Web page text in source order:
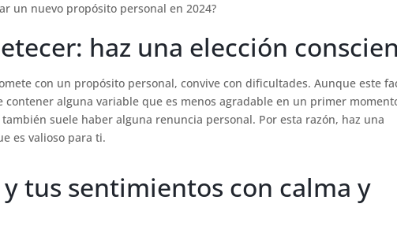
un nuevo propósito personal en 2024?
haz una elección
con un propósito personal, convive con dificultades. Aunque este
alguna variable que es menos agradable en un primer
suele haber alguna renuncia personal. Por esta razón, haz una
es valioso para ti.
y tus sentimientos con calma y